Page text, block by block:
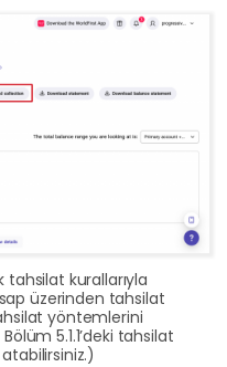
kurallarıyla
üzerinden tahsilat
yöntemlerini
5.1.1’deki tahsilat